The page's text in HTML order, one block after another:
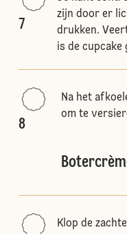
7
zijn door er
drukken.
is de cupcake
8
Na het
om te
Klop de